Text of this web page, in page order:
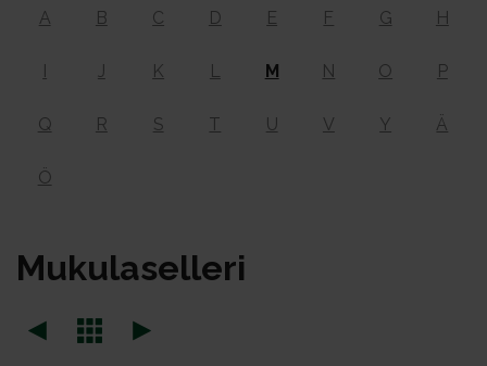
A B C D E F G H
I J K L M N O P
Q R S T U V Y Ä
Ö
Mu­ku­la­sel­le­ri